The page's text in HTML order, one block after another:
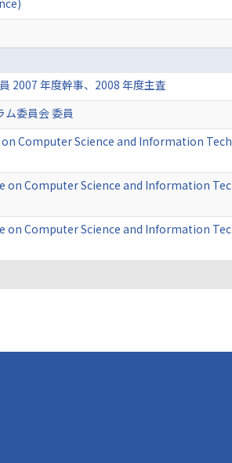
2007 年度幹事、2008 年度主査
委員会 委員
Computer Science and Information
on Computer Science and Information
on Computer Science and Information